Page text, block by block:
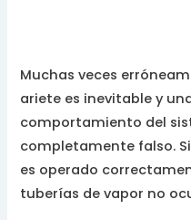
Muchas veces
ariete es inevitable y
comportamiento del
completamente falso.
es operado
tuberías de vapor no